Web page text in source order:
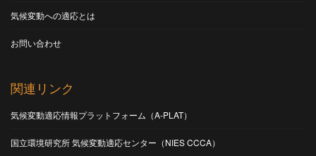
気候変動への適応とは
お問い合わせ
関連リンク
気候変動適応情報プラットフォーム（A-PLAT）
国立環境研究所 気候変動適応センター（NIES CCCA）